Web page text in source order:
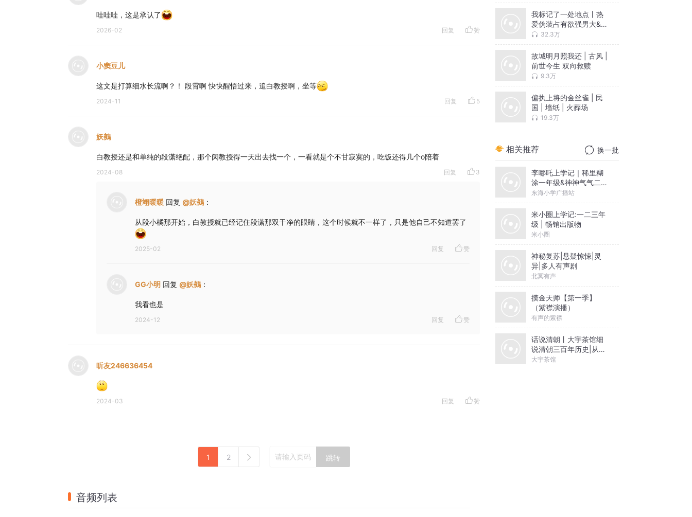
哇哇哇，这是承认了
2026-02 回复 赞
小窦豆儿
这文是打算细水长流啊？！ 段霄啊 快快醒悟过来，追白教授啊，坐等
2024-11 回复 5
妖鵺
白教授还是和单纯的段潇绝配，那个闵教授得一天出去找一个，一看就是个不甘寂寞的，吃饭还得几个o陪着
2024-08 回复 3
橙翊暖暖 回复 @妖鵺 ：
从段小橘那开始，白教授就已经记住段潇那双干净的眼睛，这个时候就不一样了，只是他自己不知道罢了
2025-02 回复 赞
GG小明 回复 @妖鵺 ：
我看也是
2024-12 回复 赞
听友246636454
2024-03 回复 赞
1 2 跳转
音频列表
我标记了一处地点丨热
爱伪装占有欲强男大&全
白美人猫猫O丨都市童
32.3万
故城明月照我还 | 古风 |
前世今生 双向救赎
9.3万
偏执上将的金丝雀 | 民
国 | 墙纸 | 火葬场
19.3万
相关推荐 换一批
李哪吒上学记｜稀里糊
涂一年级&神神气气二年
级
东海小学广播站
米小圈上学记:一二三年
级 | 畅销出版物
米小圈
神秘复苏|悬疑惊悚|灵
异|多人有声剧
北冥有声
摸金天师【第一季】
（紫襟演播）
有声的紫襟
话说清朝丨大宇茶馆细
说清朝三百年历史|从努
尔哈赤到末代皇帝溥仪|
大宇茶馆